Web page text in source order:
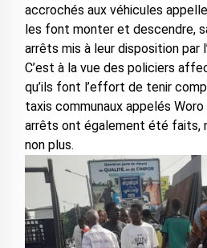
accrochés aux véhicules
les font monter et descendre,
arrêts mis à leur disposition par
C’est à la vue des policiers
qu’ils font l’effort de tenir
taxis communaux appelés
arrêts ont également été faits,
non plus.